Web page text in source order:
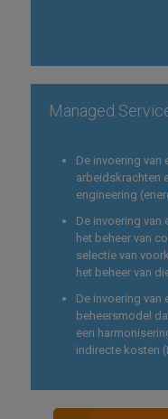
Managed
De invoering van
arbeidskrachten
engineering
De invoering
het beheer van
selectie van
het beheer van
De invoering van
beheersmodel
een
indirecte kosten